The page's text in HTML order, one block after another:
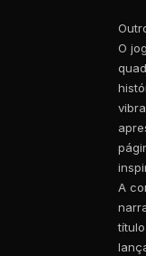
O
A